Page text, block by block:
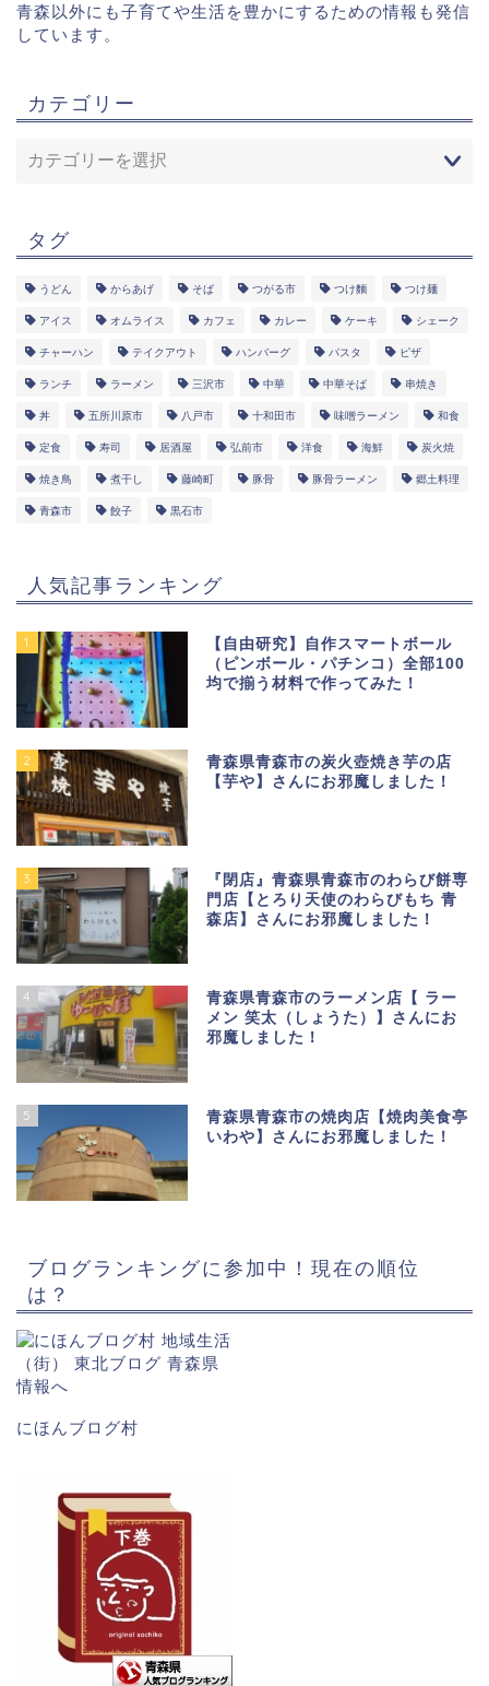
青森以外にも子育てや生活を豊かにするための情報も発信
しています。
カテゴリー
タグ
うどん からあげ そば つがる市 つけ麵 つけ麺
アイス オムライス カフェ カレー ケーキ シェーク
チャーハン テイクアウト ハンバーグ パスタ ピザ
ランチ ラーメン 三沢市 中華 中華そば 串焼き
丼 五所川原市 八戸市 十和田市 味噌ラーメン 和食
定食 寿司 居酒屋 弘前市 洋食 海鮮 炭火焼
焼き鳥 煮干し 藤崎町 豚骨 豚骨ラーメン 郷土料理
青森市 餃子 黒石市
人気記事ランキング
1
【自由研究】自作スマートボール
（ピンボール・パチンコ）全部100
均で揃う材料で作ってみた！
2
青森県青森市の炭火壺焼き芋の店
【芋や】さんにお邪魔しました！
3
『閉店』青森県青森市のわらび餅専
門店【とろり天使のわらびもち 青
森店】さんにお邪魔しました！
4
青森県青森市のラーメン店【 ラー
メン 笑太（しょうた）】さんにお
邪魔しました！
5
青森県青森市の焼肉店【焼肉美食亭
いわや】さんにお邪魔しました！
ブログランキングに参加中！現在の順位
は？
にほんブログ村